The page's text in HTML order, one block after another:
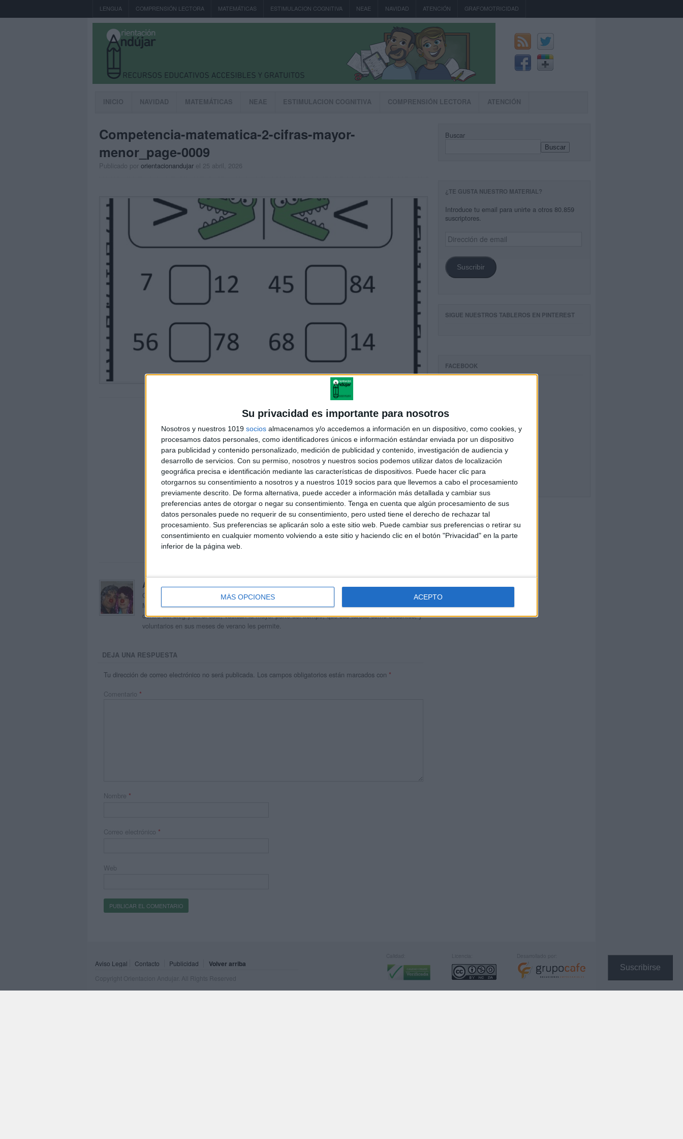
Su privacidad es importante para nosotros
Nosotros y nuestros 1019 socios almacenamos y/o accedemos a información en un dispositivo, como cookies, y
procesamos datos personales, como identificadores únicos e información estándar enviada por un dispositivo
para publicidad y contenido personalizado, medición de publicidad y contenido, investigación de audiencia y
desarrollo de servicios. Con su permiso, nosotros y nuestros socios podemos utilizar datos de localización
geográfica precisa e identificación mediante las características de dispositivos. Puede hacer clic para
otorgarnos su consentimiento a nosotros y a nuestros 1019 socios para que llevemos a cabo el procesamiento
previamente descrito. De forma alternativa, puede acceder a información más detallada y cambiar sus
preferencias antes de otorgar o negar su consentimiento. Tenga en cuenta que algún procesamiento de sus
datos personales puede no requerir de su consentimiento, pero usted tiene el derecho de rechazar tal
procesamiento. Sus preferencias se aplicarán solo a este sitio web. Puede cambiar sus preferencias o retirar su
consentimiento en cualquier momento volviendo a este sitio y haciendo clic en el botón "Privacidad" en la parte
inferior de la página web.
MÁS OPCIONES ACEPTO
Suscribirse
LENGUA COMPRENSIÓN LECTORA MATEMÁTICAS ESTIMULACION COGNITIVA NEAE NAVIDAD ATENCIÓN GRAFOMOTRICIDAD
INICIO NAVIDAD MATEMÁTICAS NEAE ESTIMULACION COGNITIVA COMPRENSIÓN LECTORA ATENCIÓN
Competencia-matematica-2-cifras-mayor-
menor_page-0009
Publicado por orientacionandujar el 25 abril, 2026
Acerca de orientacionandujar
Orientación Andújar no es solo un blog, es la apuesta personal de dos profesores Ginés y
Maribel, que además de ser pareja, son los encargados de los contenidos que encontramos
dentro del blog y en el cual, vuelcan la mayor parte del tiempo, que sus tareas como docentes, y
voluntarios en sus meses de verano les permite.
DEJA UNA RESPUESTA
Tu dirección de correo electrónico no será publicada. Los campos obligatorios están marcados con *
Comentario *
Nombre *
Correo electrónico *
Web
Buscar
Buscar
¿TE GUSTA NUESTRO MATERIAL?
Introduce tu email para unirte a otros 80.859
suscriptores.
Dirección
de
Suscribir
SIGUE NUESTROS TABLEROS EN PINTEREST
FACEBOOK
Aviso Legal Contacto Publicidad Volver arriba